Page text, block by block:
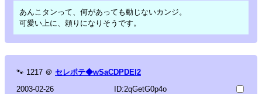
あんこタンって、何があっても動じないカンジ。
可愛い上に、頼りになりそうです。
🐾 1217 ＠ セレポテ◆wSaCDPDEl2
2003-02-26
ID:2qGetG0p4o